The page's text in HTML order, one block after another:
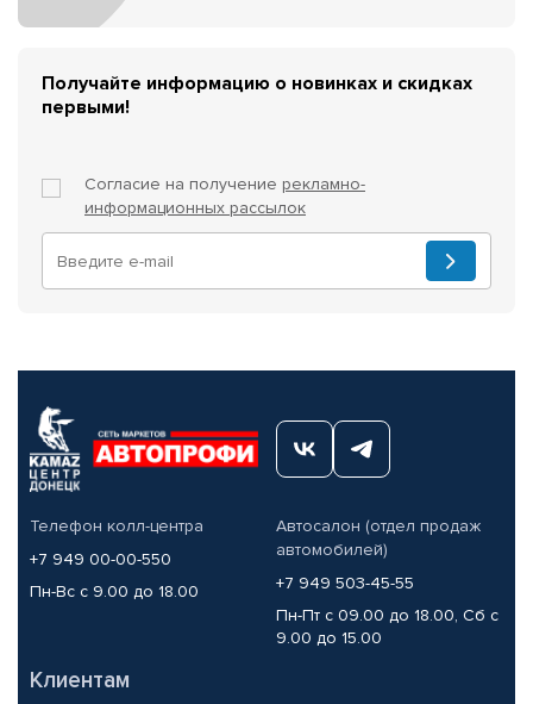
Получайте информацию о новинках и скидках
первыми!
Согласие на получение рекламно-
информационных рассылок
Телефон колл-центра
+7 949 00-00-550
Пн-Вс с 9.00 до 18.00
Автосалон (отдел продаж
автомобилей)
+7 949 503-45-55
Пн-Пт с 09.00 до 18.00, Сб с
9.00 до 15.00
Клиентам